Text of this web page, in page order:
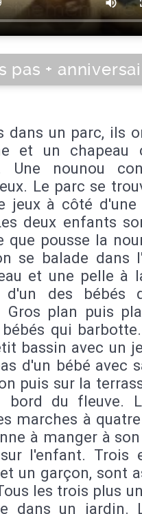
pas +
dans un parc, ils
et un chapeau
Une nounou
Le parc se
jeux à côté d'une
deux enfants
que pousse la
se balade dans
et une pelle à
d'un des bébés
Gros plan puis
qui
bassin avec un
d'un bébé avec
puis sur la
bord du fleuve.
marches à
à manger à
l'enfant. Trois
un garçon, sont
les trois plus
dans un jardin.